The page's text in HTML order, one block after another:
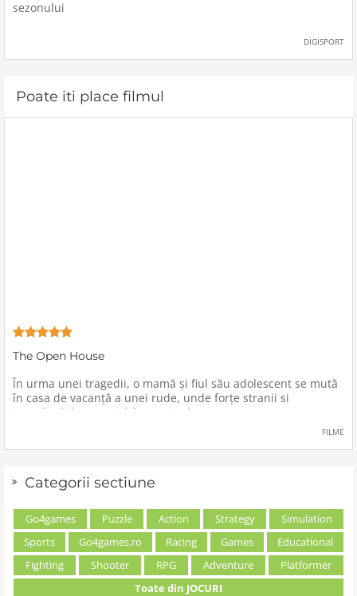
sezonului
DIGISPORT
Poate iti place filmul
The Open House
În urma unei tragedii, o mamă şi fiul său adolescent se mută
în casa de vacanţă a unei rude, unde forţe stranii si
inexplicabile conspiră împotriva lor.
FILME
Categorii sectiune
Go4games Puzzle Action Strategy
Simulation
Sports
Go4games.ro Racing Games
Educational
Fighting
Shooter RPG Adventure
Platformer
Toate din JOCURI